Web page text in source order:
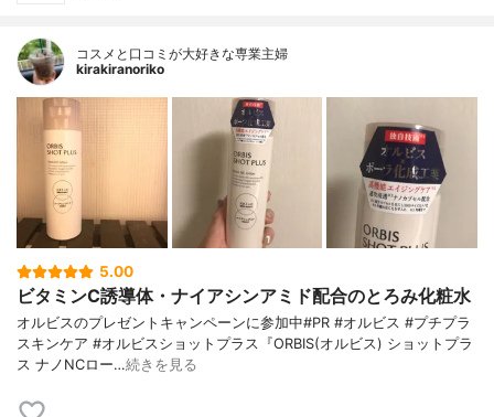
コスメと口コミが大好きな専業主婦
kirakiranoriko
5.00
ビタミンC誘導体・ナイアシンアミド配合のとろみ化粧水
オルビスのプレゼントキャンペーンに参加中#PR #オルビス #プチプラ
スキンケア #オルビスショットプラス『ORBIS(オルビス) ショットプラ
ス ナノNCロー…続きを見る